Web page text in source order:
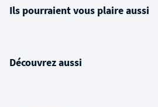
Ils pourraient vous plaire aussi
Découvrez aussi